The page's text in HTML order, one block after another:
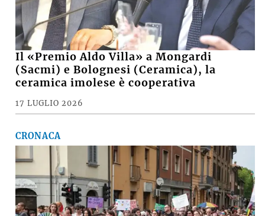
Il «Premio Aldo Villa» a Mongardi
(Sacmi) e Bolognesi (Ceramica), la
ceramica imolese è cooperativa
17 LUGLIO 2026
CRONACA